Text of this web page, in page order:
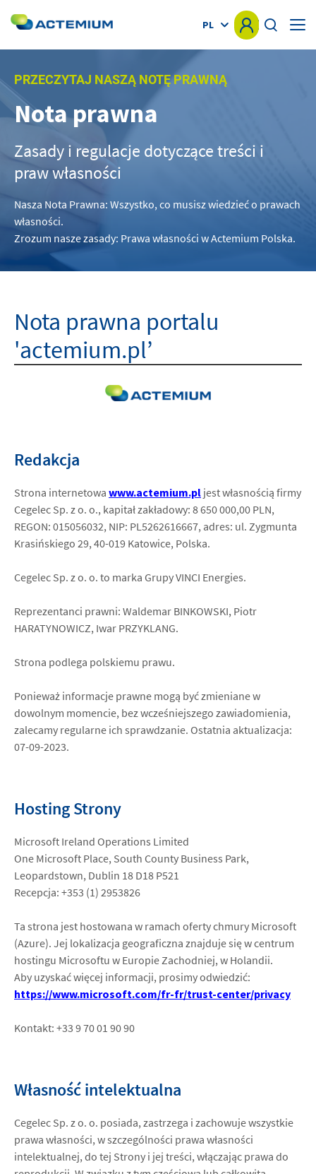
KNOW-HOW
RYNKI
REALIZACJE
NEWS
INNE
HOME
LOKALIZACJE
KONTAKT
PL
Szukaj:
PRZECZYTAJ NASZĄ NOTĘ PRAWNĄ
Nota prawna
Zasady i regulacje dotyczące treści i
praw własności
Nasza Nota Prawna: Wszystko, co musisz wiedzieć o prawach
własności.
Zrozum nasze zasady: Prawa własności w Actemium Polska.
Nota prawna portalu
'actemium.pl’
Redakcja
Strona internetowa www.actemium.pl jest własnością firmy
Cegelec Sp. z o. o., kapitał zakładowy: 8 650 000,00 PLN,
REGON: 015056032, NIP: PL5262616667, adres: ul. Zygmunta
Krasińskiego 29, 40-019 Katowice, Polska.
Cegelec Sp. z o. o. to marka Grupy VINCI Energies.
Reprezentanci prawni: Waldemar BINKOWSKI, Piotr
HARATYNOWICZ, Iwar PRZYKLANG.
Strona podlega polskiemu prawu.
Ponieważ informacje prawne mogą być zmieniane w
dowolnym momencie, bez wcześniejszego zawiadomienia,
zalecamy regularne ich sprawdzanie. Ostatnia aktualizacja:
07-09-2023.
Hosting Strony
Microsoft Ireland Operations Limited
One Microsoft Place, South County Business Park,
Leopardstown, Dublin 18 D18 P521
Recepcja: +353 (1) 2953826
Ta strona jest hostowana w ramach oferty chmury Microsoft
(Azure). Jej lokalizacja geograficzna znajduje się w centrum
hostingu Microsoftu w Europie Zachodniej, w Holandii.
Aby uzyskać więcej informacji, prosimy odwiedzić:
https://www.microsoft.com/fr-fr/trust-center/privacy
Kontakt: +33 9 70 01 90 90
Własność intelektualna
Cegelec Sp. z o. o. posiada, zastrzega i zachowuje wszystkie
prawa własności, w szczególności prawa własności
intelektualnej, do tej Strony i jej treści, włączając prawa do